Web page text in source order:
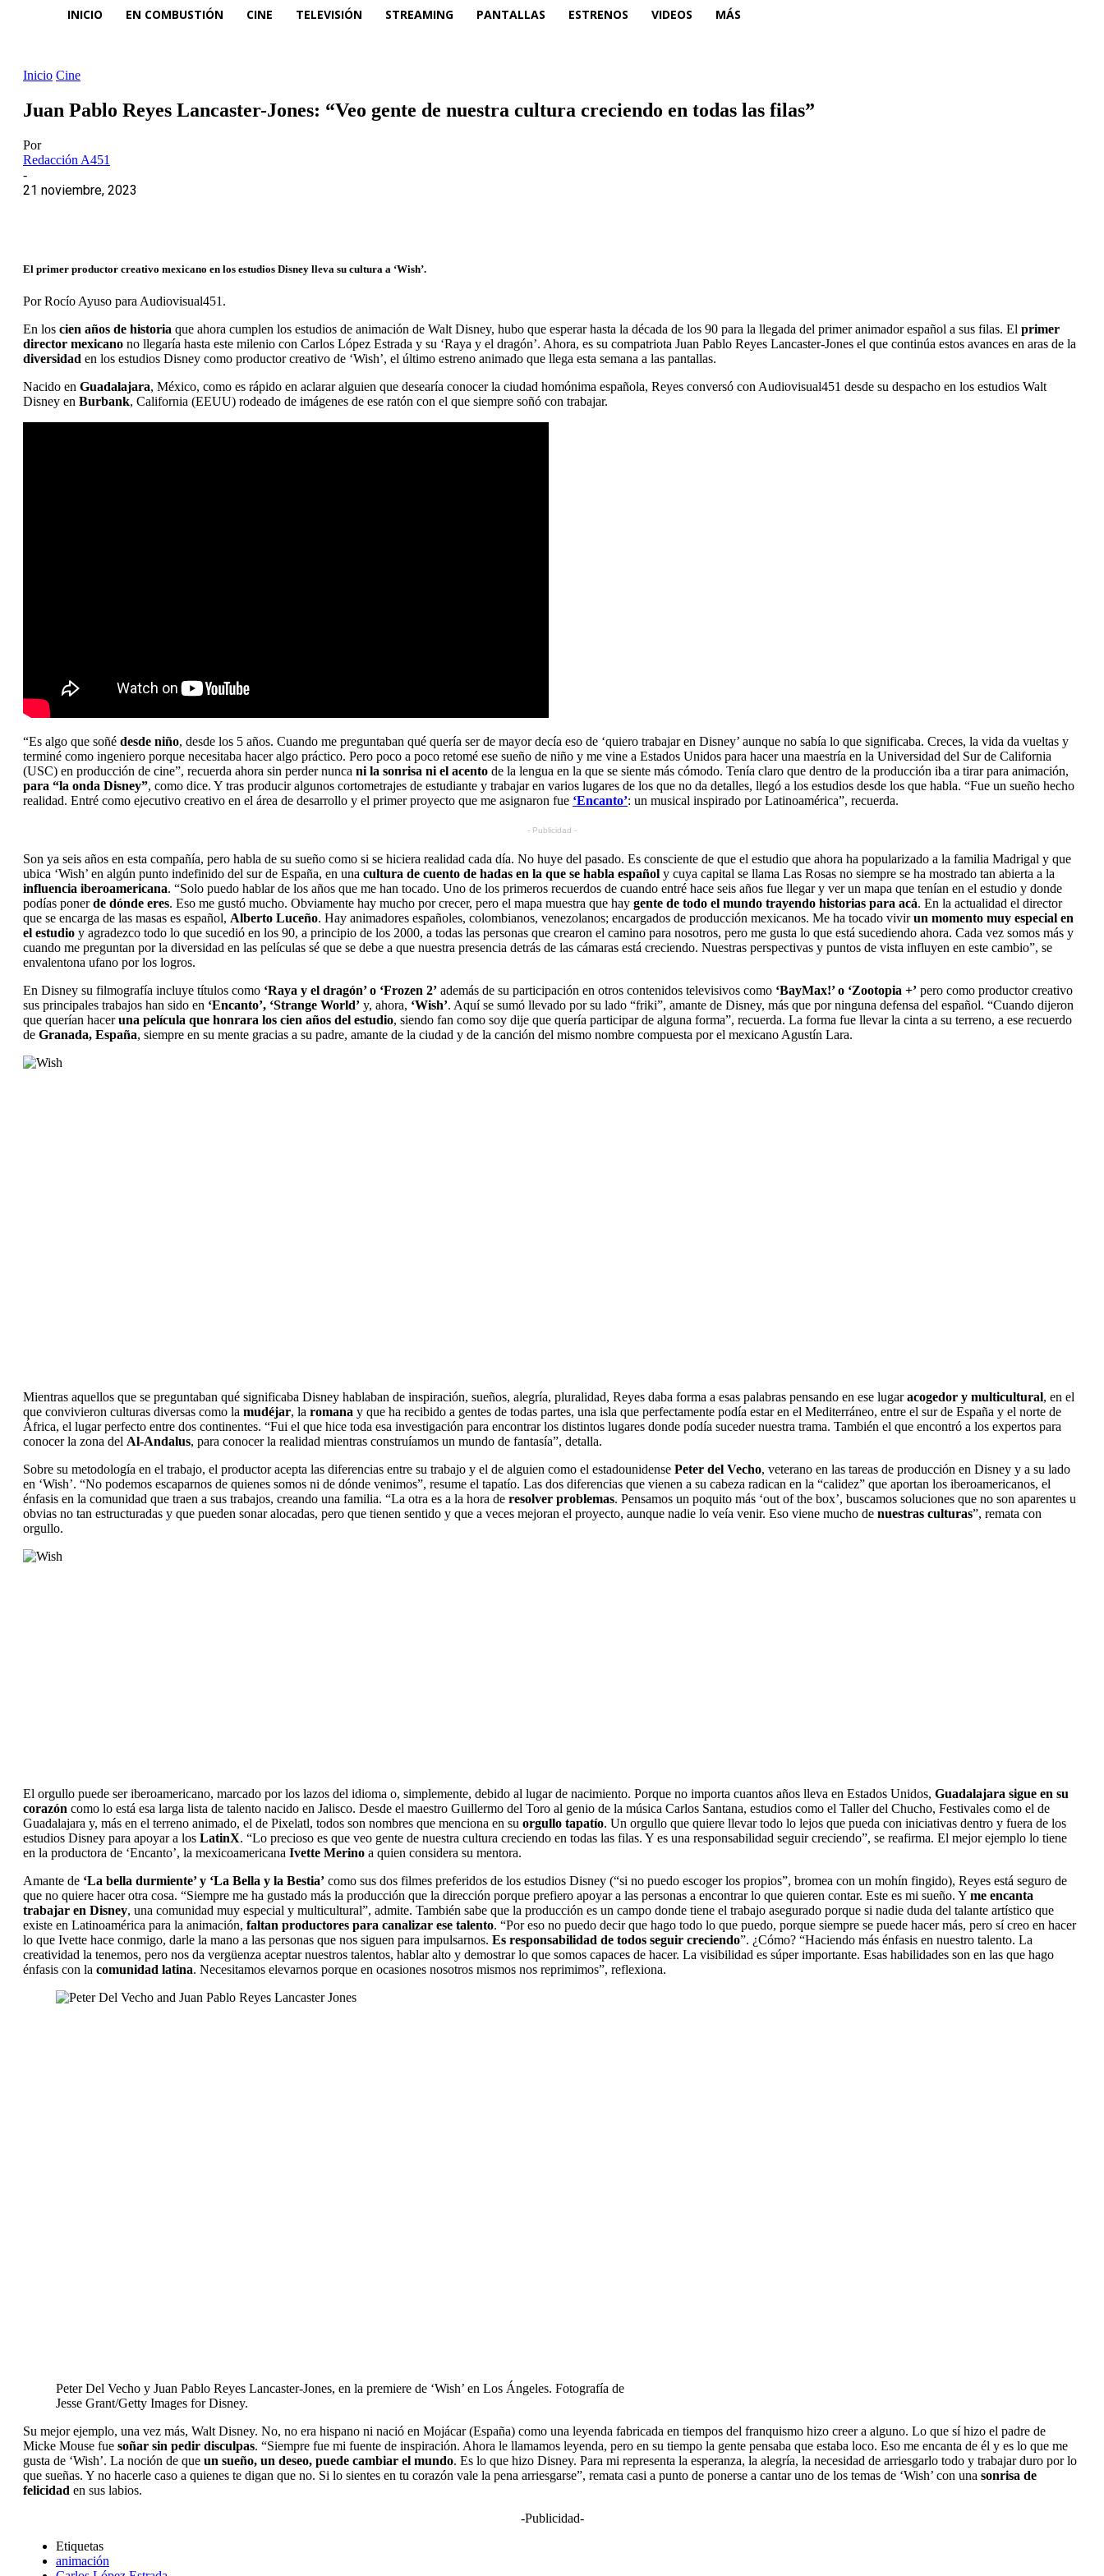
INICIO EN COMBUSTIÓN CINE TELEVISIÓN STREAMING PANTALLAS ESTRENOS VIDEOS MÁS
Inicio Cine
Juan Pablo Reyes Lancaster-Jones: “Veo gente de nuestra cultura creciendo en todas las filas”
Por
Redacción A451
-
21 noviembre, 2023
El primer productor creativo mexicano en los estudios Disney lleva su cultura a ‘Wish’.
Por Rocío Ayuso para Audiovisual451.
En los cien años de historia que ahora cumplen los estudios de animación de Walt Disney, hubo que esperar hasta la década de los 90 para la llegada del primer animador español a sus filas. El primer
director mexicano no llegaría hasta este milenio con Carlos López Estrada y su ‘Raya y el dragón’. Ahora, es su compatriota Juan Pablo Reyes Lancaster-Jones el que continúa estos avances en aras de la
diversidad en los estudios Disney como productor creativo de ‘Wish’, el último estreno animado que llega esta semana a las pantallas.
Nacido en Guadalajara, México, como es rápido en aclarar alguien que desearía conocer la ciudad homónima española, Reyes conversó con Audiovisual451 desde su despacho en los estudios Walt
Disney en Burbank, California (EEUU) rodeado de imágenes de ese ratón con el que siempre soñó con trabajar.
“Es algo que soñé desde niño, desde los 5 años. Cuando me preguntaban qué quería ser de mayor decía eso de ‘quiero trabajar en Disney’ aunque no sabía lo que significaba. Creces, la vida da vueltas y
terminé como ingeniero porque necesitaba hacer algo práctico. Pero poco a poco retomé ese sueño de niño y me vine a Estados Unidos para hacer una maestría en la Universidad del Sur de California
(USC) en producción de cine”, recuerda ahora sin perder nunca ni la sonrisa ni el acento de la lengua en la que se siente más cómodo. Tenía claro que dentro de la producción iba a tirar para animación,
para “la onda Disney”, como dice. Y tras producir algunos cortometrajes de estudiante y trabajar en varios lugares de los que no da detalles, llegó a los estudios desde los que habla. “Fue un sueño hecho
realidad. Entré como ejecutivo creativo en el área de desarrollo y el primer proyecto que me asignaron fue ‘Encanto’: un musical inspirado por Latinoamérica”, recuerda.
- Publicidad -
Son ya seis años en esta compañía, pero habla de su sueño como si se hiciera realidad cada día. No huye del pasado. Es consciente de que el estudio que ahora ha popularizado a la familia Madrigal y que
ubica ‘Wish’ en algún punto indefinido del sur de España, en una cultura de cuento de hadas en la que se habla español y cuya capital se llama Las Rosas no siempre se ha mostrado tan abierta a la
influencia iberoamericana. “Solo puedo hablar de los años que me han tocado. Uno de los primeros recuerdos de cuando entré hace seis años fue llegar y ver un mapa que tenían en el estudio y donde
podías ponerde dónde eres. Eso me gustó mucho. Obviamente hay mucho por crecer, pero el mapa muestra que hay gente de todo el mundo trayendo historias para acá. En la actualidad el director
que se encarga de las masas es español, Alberto Luceño. Hay animadores españoles, colombianos, venezolanos; encargados de producción mexicanos. Me ha tocado vivirun momento muy especial en
el estudio y agradezco todo lo que sucedió en los 90, a principio de los 2000, a todas las personas que crearon el camino para nosotros, pero me gusta lo que está sucediendo ahora. Cada vez somos más y
cuando me preguntan por la diversidad en las películas sé que se debe a que nuestra presencia detrás de las cámaras está creciendo. Nuestras perspectivas y puntos de vista influyen en este cambio”, se
envalentona ufano por los logros.
En Disney su filmografía incluye títulos como ‘Raya y el dragón’ o ‘Frozen 2’ además de su participación en otros contenidos televisivos como ‘BayMax!’ o ‘Zootopia +’ pero como productor creativo
sus principales trabajos han sido en ‘Encanto’, ‘Strange World’ y, ahora, ‘Wish’. Aquí se sumó llevado por su lado “friki”, amante de Disney, más que por ninguna defensa del español. “Cuando dijeron
que querían haceruna película que honrara los cien años del estudio, siendo fan como soy dije que quería participar de alguna forma”, recuerda. La forma fue llevar la cinta a su terreno, a ese recuerdo
de Granada, España, siempre en su mente gracias a su padre, amante de la ciudad y de la canción del mismo nombre compuesta por el mexicano Agustín Lara.
Mientras aquellos que se preguntaban qué significaba Disney hablaban de inspiración, sueños, alegría, pluralidad, Reyes daba forma a esas palabras pensando en ese lugaracogedor y multicultural, en el
que convivieron culturas diversas como la mudéjar, la romana y que ha recibido a gentes de todas partes, una isla que perfectamente podía estar en el Mediterráneo, entre el sur de España y el norte de
África, el lugar perfecto entre dos continentes. “Fui el que hice toda esa investigación para encontrar los distintos lugares donde podía suceder nuestra trama. También el que encontró a los expertos para
conocer la zona del Al-Andalus, para conocer la realidad mientras construíamos un mundo de fantasía”, detalla.
Sobre su metodología en el trabajo, el productor acepta las diferencias entre su trabajo y el de alguien como el estadounidense Peter del Vecho, veterano en las tareas de producción en Disney y a su lado
en ‘Wish’. “No podemos escaparnos de quienes somos ni de dónde venimos”, resume el tapatío. Las dos diferencias que vienen a su cabeza radican en la “calidez” que aportan los iberoamericanos, el
énfasis en la comunidad que traen a sus trabajos, creando una familia. “La otra es a la hora de resolver problemas. Pensamos un poquito más ‘out of the box’, buscamos soluciones que no son aparentes u
obvias no tan estructuradas y que pueden sonar alocadas, pero que tienen sentido y que a veces mejoran el proyecto, aunque nadie lo veía venir. Eso viene mucho de nuestras culturas”, remata con
orgullo.
El orgullo puede ser iberoamericano, marcado por los lazos del idioma o, simplemente, debido al lugar de nacimiento. Porque no importa cuantos años lleva en Estados Unidos, Guadalajara sigue en su
corazón como lo está esa larga lista de talento nacido en Jalisco. Desde el maestro Guillermo del Toro al genio de la música Carlos Santana, estudios como el Taller del Chucho, Festivales como el de
Guadalajara y, más en el terreno animado, el de Pixelatl, todos son nombres que menciona en su orgullo tapatío. Un orgullo que quiere llevar todo lo lejos que pueda con iniciativas dentro y fuera de los
estudios Disney para apoyar a los LatinX. “Lo precioso es que veo gente de nuestra cultura creciendo en todas las filas. Y es una responsabilidad seguir creciendo”, se reafirma. El mejor ejemplo lo tiene
en la productora de ‘Encanto’, la mexicoamericana Ivette Merino a quien considera su mentora.
Amante de ‘La bella durmiente’ y ‘La Bella y la Bestia’ como sus dos filmes preferidos de los estudios Disney (“si no puedo escoger los propios”, bromea con un mohín fingido), Reyes está seguro de
que no quiere hacer otra cosa. “Siempre me ha gustado más la producción que la dirección porque prefiero apoyar a las personas a encontrar lo que quieren contar. Este es mi sueño. Y me encanta
trabajar en Disney, una comunidad muy especial y multicultural”, admite. También sabe que la producción es un campo donde tiene el trabajo asegurado porque si nadie duda del talante artístico que
existe en Latinoamérica para la animación, faltan productores para canalizar ese talento. “Por eso no puedo decir que hago todo lo que puedo, porque siempre se puede hacer más, pero sí creo en hacer
lo que Ivette hace conmigo, darle la mano a las personas que nos siguen para impulsarnos. Es responsabilidad de todos seguir creciendo”. ¿Cómo? “Haciendo más énfasis en nuestro talento. La
creatividad la tenemos, pero nos da vergüenza aceptar nuestros talentos, hablar alto y demostrar lo que somos capaces de hacer. La visibilidad es súper importante. Esas habilidades son en las que hago
énfasis con la comunidad latina. Necesitamos elevarnos porque en ocasiones nosotros mismos nos reprimimos”, reflexiona.
Peter Del Vecho y Juan Pablo Reyes Lancaster-Jones, en la premiere de ‘Wish’ en Los Ángeles. Fotografía de
Jesse Grant/Getty Images for Disney.
Su mejor ejemplo, una vez más, Walt Disney. No, no era hispano ni nació en Mojácar (España) como una leyenda fabricada en tiempos del franquismo hizo creer a alguno. Lo que sí hizo el padre de
Micke Mouse fue soñar sin pedir disculpas. “Siempre fue mi fuente de inspiración. Ahora le llamamos leyenda, pero en su tiempo la gente pensaba que estaba loco. Eso me encanta de él y es lo que me
gusta de ‘Wish’. La noción de que un sueño, un deseo, puede cambiar el mundo. Es lo que hizo Disney. Para mi representa la esperanza, la alegría, la necesidad de arriesgarlo todo y trabajar duro por lo
que sueñas. Y no hacerle caso a quienes te digan que no. Si lo sientes en tu corazón vale la pena arriesgarse”, remata casi a punto de ponerse a cantar uno de los temas de ‘Wish’ con una sonrisa de
felicidad en sus labios.
-Publicidad-
Etiquetas
animación